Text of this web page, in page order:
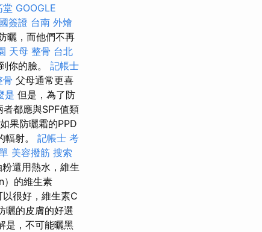
堂 GOOGLE
簽證 台南 外燴
曬，而他們不再
天母 整骨 台北
你的臉。 記帳士
骨 父母通常更喜
是 但是，為了防
都應與SPF值類
果防曬霜的PPD
射。 記帳士 考
美容撥筋 搜索
粉還用熱水，維生
）的維生素
很好，維生素C
曬的皮膚的好選
是，不可能曬黑